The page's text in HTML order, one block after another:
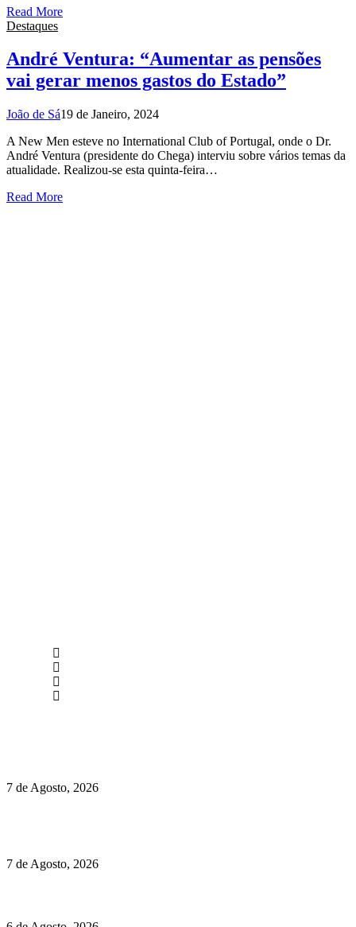
Read More
Destaques
André Ventura: “Aumentar as pensões
vai gerar menos gastos do Estado”
João de Sá19 de Janeiro, 2024
A New Men esteve no International Club of Portugal, onde o Dr.
André Ventura (presidente do Chega) interviu sobre vários temas da
atualidade. Realizou-se esta quinta-feira…
Read More
7 de Agosto, 2026
7 de Agosto, 2026